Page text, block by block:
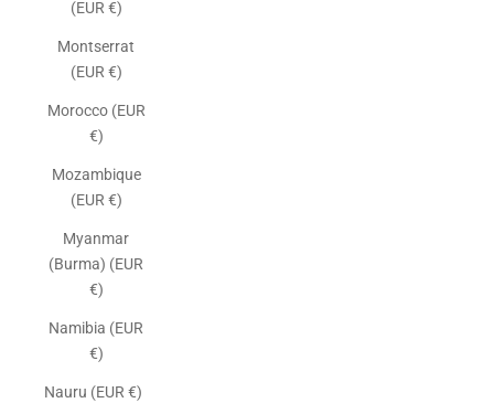
(EUR €)
Montserrat
(EUR €)
Morocco (EUR
€)
Mozambique
(EUR €)
Myanmar
(Burma) (EUR
€)
Namibia (EUR
€)
Nauru (EUR €)